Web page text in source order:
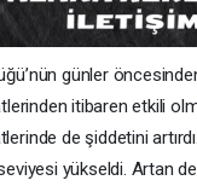
günler öncesinden
itibaren etkili
de şiddetini
yükseldi. Artan